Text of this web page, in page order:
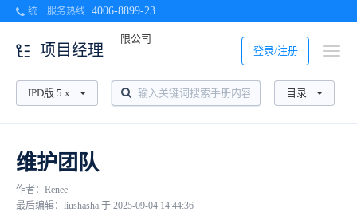
统一服务热线 4006-8899-23
登录/注册
项目经理
IPD版 5.x 目录
维护团队
作者：Renee
最后编辑：liushasha 于 2025-09-04 14:44:36